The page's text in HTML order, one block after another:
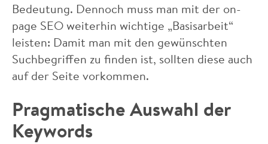
Bedeutung. Dennoch muss man mit der on-
page SEO weiterhin wichtige „Basisarbeit“
leisten: Damit man mit den gewünschten
Suchbegriffen zu finden ist, sollten diese auch
auf der Seite vorkommen.
Pragmatische Auswahl der
Keywords